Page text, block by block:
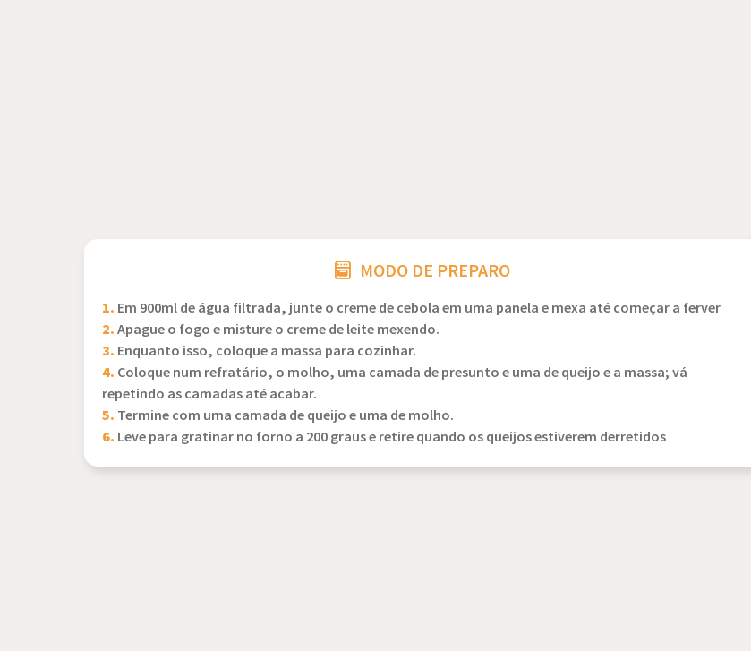
MODO DE PREPARO
1. Em 900ml de água filtrada, junte o creme de cebola em uma panela e mexa até começar a ferver
2.Apague o fogo e misture o creme de leite mexendo.
3. Enquanto isso, coloque a massa para cozinhar.
4. Coloque num refratário, o molho, uma camada de presunto e uma de queijo e a massa; vá
repetindo as camadas até acabar.
5. Termine com uma camada de queijo e uma de molho.
6. Leve para gratinar no forno a 200 graus e retire quando os queijos estiverem derretidos